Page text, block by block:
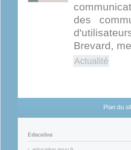
des
Brevard,
Actualité
Plan du
Éducation